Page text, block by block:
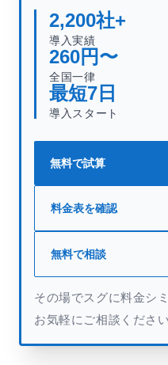
2,200社+
導入実績
260円〜
全国一律
最短7 日
導入スタート
無料で試算
料金表を確認
無料で相談
その場でスグに料金シ
お気軽にご相談ください